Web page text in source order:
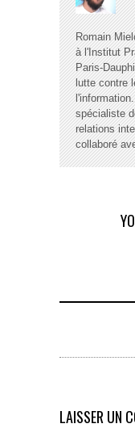
Romain
à l'Institut
Paris-
lutte contre
spécialiste
relations
collaboré
LAISSER UN